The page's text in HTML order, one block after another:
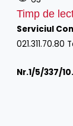
Timp de
Serviciul
021.311.70.80
Nr.1/5/337/